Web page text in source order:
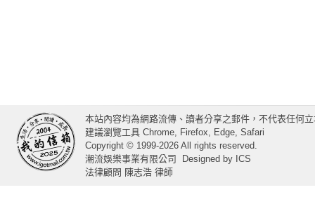
本站內容均為網路流傳、讀者分享之郵件，不代表任何
建議瀏覽工具 Chrome, Firefox, Edge, Safari
Copyright © 1999-2026 All rights reserved.
潮流娛樂事業有限公司
Designed by ICS
法律顧問 陳志浩 律師